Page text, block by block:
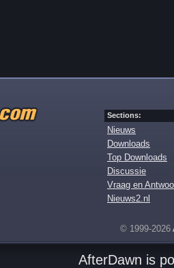
Sections:
Nieuws
Downloads
Top Downloads
Discussie
Vraag en
Nieuws2.nl
© 1999-2026
AfterDawn is